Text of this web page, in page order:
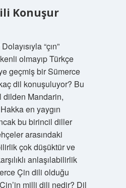
Konuşur
“çın”
olmayıp Türkçe
geçmiş bir Sümerce
dil konuşuluyor? Bu
Mandarin,
en yaygın
bu birincil diller
arasındaki
çok düşüktür ve
anlaşılabilirlik
Çin dili olduğu
milli dili nedir? Dil